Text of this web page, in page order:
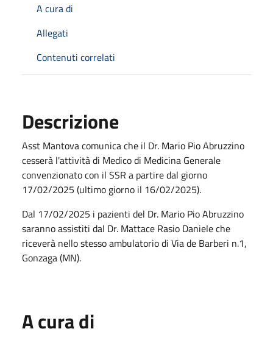
A cura di
Allegati
Contenuti correlati
Descrizione
Asst Mantova comunica che il Dr. Mario Pio Abruzzino
cesserà l'attività di Medico di Medicina Generale
convenzionato con il SSR a partire dal giorno
17/02/2025 (ultimo giorno il 16/02/2025).
Dal 17/02/2025 i pazienti del Dr. Mario Pio Abruzzino
saranno assistiti dal Dr. Mattace Rasio Daniele che
riceverà nello stesso ambulatorio di Via de Barberi n.1,
Gonzaga (MN).
A cura di